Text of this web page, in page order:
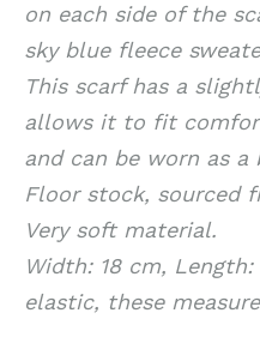
on each side of the
sky blue fleece
This scarf has a
allows it to fit
and can be worn as a
Floor stock, sourced
Very soft material.
Width: 18 cm,
elastic, these